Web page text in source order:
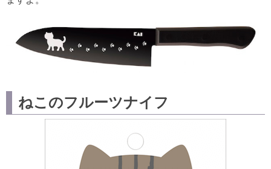
ねこのフルーツナイフ